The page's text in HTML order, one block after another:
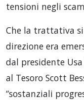
tensioni negli
Che la trattativa
direzione era
dal presidente
al Tesoro Scott
“sostanziali